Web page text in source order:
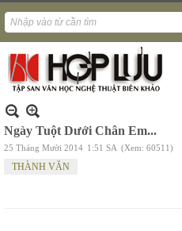
Ngày Tuột Dưới Chân Em...
25 Tháng Mười 2014 1:51 SA (Xem: 60511)
THÀNH VĂN